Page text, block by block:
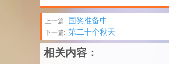
文
章
分
上一篇: 国奖准备中
下一篇: 第二十个秋天
相关内容：